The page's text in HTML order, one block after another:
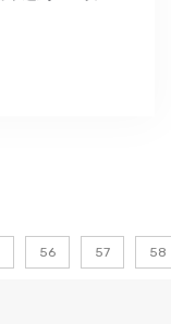
56 57 58